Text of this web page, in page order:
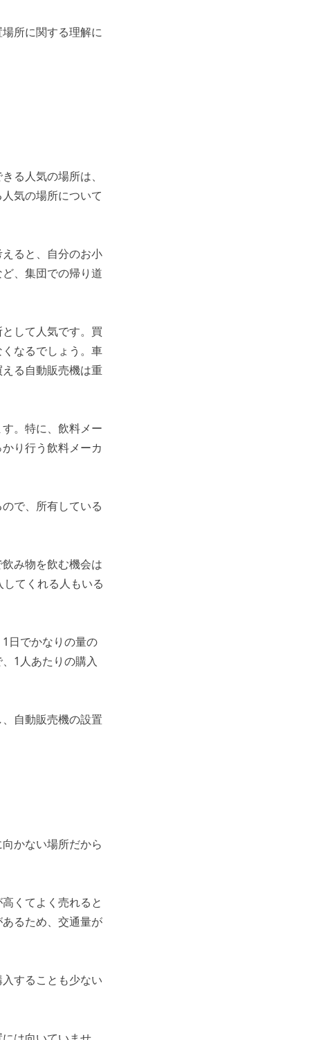
所に関する理解に
る人気の場所は、
気の場所について
ると、自分のお小
、集団での帰り道
して人気です。買
なるでしょう。車
る自動販売機は重
。特に、飲料メー
り行う飲料メーカ
で、所有している
み物を飲む機会は
てくれる人もいる
日でかなりの量の
1人あたりの購入
自動販売機の設置
かない場所だから
くてよく売れると
るため、交通量が
することも少ない